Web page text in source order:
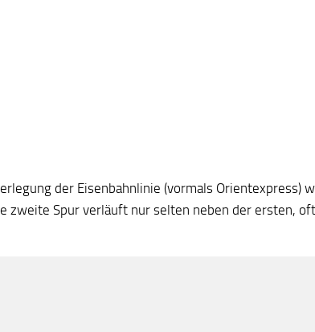
der Eisenbahnlinie (vormals Orientexpress)
zweite Spur verläuft nur selten neben der ersten,